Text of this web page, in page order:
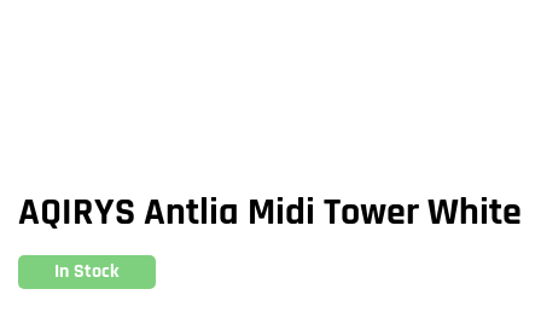
AQIRYS Antlia Midi Tower White
In Stock